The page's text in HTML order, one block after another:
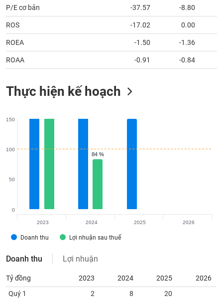
P/E cơ bản -37.57 -8.80
ROS -17.02 0.00
ROEA -1.50 -1.36
ROAA -0.91 -0.84
Thực hiện kế hoạch
84 %
84 %
Doanh thu Lợi nhuận sau thuế
0
50
100
150
2023 2024 2025 2026
Doanh thu Lợi nhuận
Tỷ đồng 2023 2024 2025
2026
Quý 1
2 8 20